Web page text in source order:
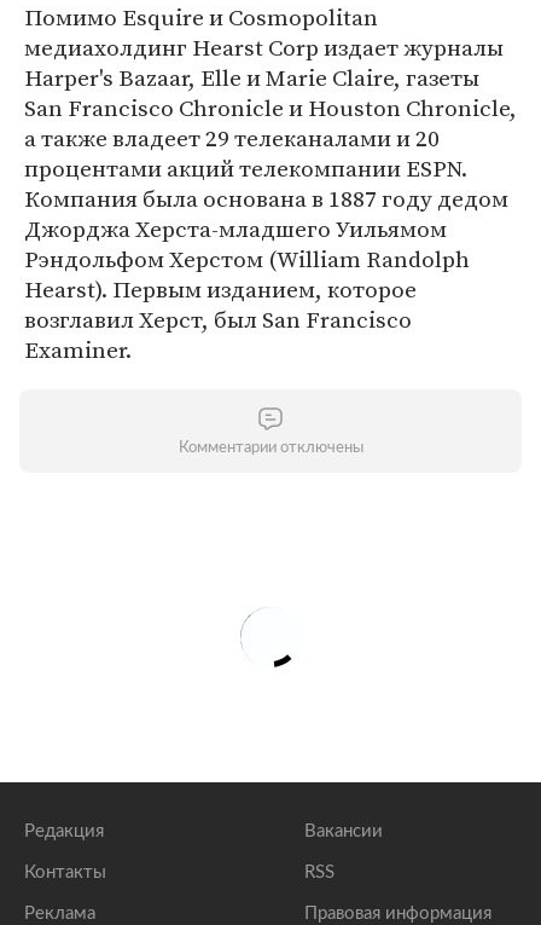
Помимо Esquire и Cosmopolitan
медиахолдинг Hearst Corp издает журналы
Harper's Bazaar, Elle и Marie Claire, газеты
San Francisco Chronicle и Houston Chronicle,
а также владеет 29 телеканалами и 20
процентами акций телекомпании ESPN.
Компания была основана в 1887 году дедом
Джорджа Херста-младшего Уильямом
Рэндольфом Херстом (William Randolph
Hearst). Первым изданием, которое
возглавил Херст, был San Francisco
Examiner.
Комментарии отключены
Редакция
Контакты
Реклама
Вакансии
RSS
Правовая информация